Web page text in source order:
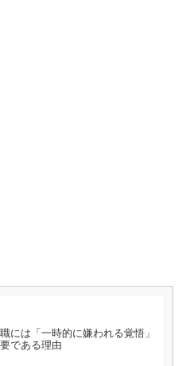
には「一時的に嫌われる覚悟」
である理由